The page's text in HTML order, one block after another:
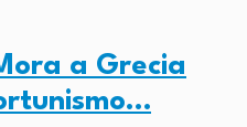
a Grecia